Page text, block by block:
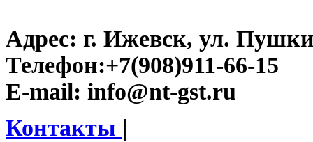
Адрес: г. Ижевск, ул.
Телефон:+7(908)911-66-15
E-mail: info@nt-gst.ru
Контакты |